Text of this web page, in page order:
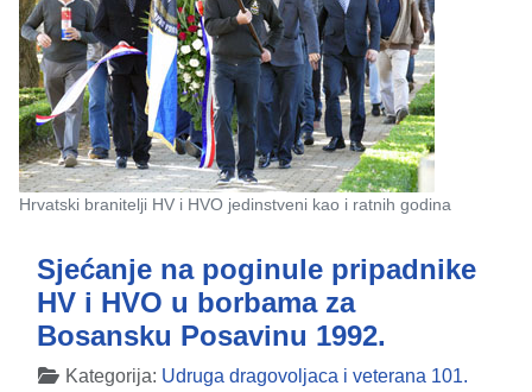
Hrvatski branitelji HV i HVO jedinstveni kao i ratnih godina
Sjećanje na poginule pripadnike
HV i HVO u borbama za
Bosansku Posavinu 1992.
DetaljiKategorija: Udruga dragovoljaca i veterana 101.